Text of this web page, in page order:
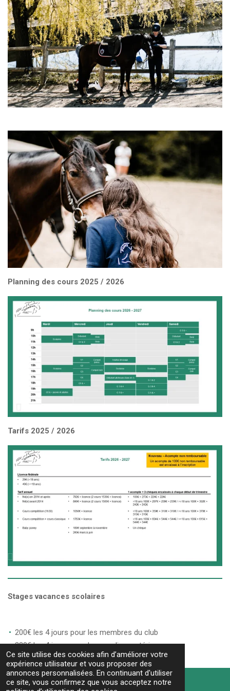
Ce site utilise des cookies afin d’améliorer votre
expérience utilisateur et vous proposer des
annonces personnalisées. En continuant d'utiliser
ce site, vous confirmez que vous acceptez notre
Planning des cours 2025 / 2026
Tarifs 2025 / 2026
Stages vacances scolaires
200€ les 4 jours pour les membres du club
220€ les 4 jours pour les cavaliers extérieurs
HAUT